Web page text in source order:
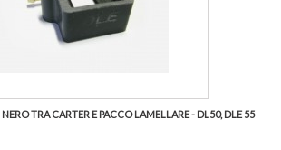
TRA CARTER E PACCO LAMELLARE - DL50, DLE 55